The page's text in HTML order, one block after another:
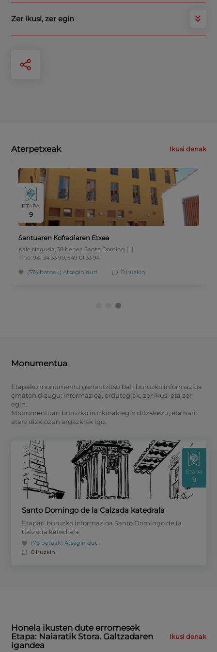
Zer ikusi, zer egin
Aterpetxeak Ikusi denak
ETAPA
9
Santuaren Kofradiaren Etxea
Kale Nagusia, 38 behea Santo Doming […]
Tfno: 941 34 33 90, 649 01 33 94
(374 botoak)Atsegin dut! 0 iruzkin
Monumentua
Etapako monumentu garrantzitsu bati buruzko informazioa
ematen dizugu: informazioa, ordutegiak, zer ikusi eta zer
egin.
Monumentuari buruzko iruzkinak egin ditzakezu, eta hari
atera dizkiozun argazkiak igo.
Etapa
9
Santo Domingo de la Calzada katedrala
Etapari buruzko informazioa Santo Domingo de la
Calzada katedrala
(76 botoak) Atsegin dut!
0 iruzkin
Honela ikusten dute erromesek
Etapa: Naiaratik Stora. Galtzadaren
igandea
Ikusi denak